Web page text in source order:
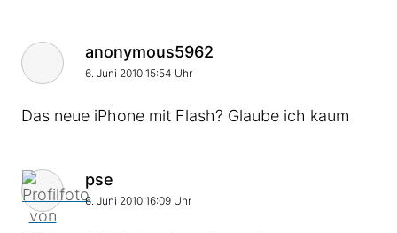
Kommentar von
anonymous5962
6. Juni 2010 15:54 Uhr
Das neue iPhone mit Flash? Glaube ich kaum
Kommentar von
pse
6. Juni 2010 16:09 Uhr